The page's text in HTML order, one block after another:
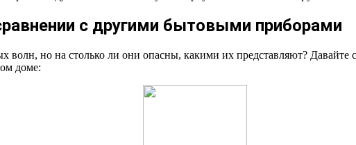
с другими бытовыми приборами
волн, но на столько ли они опасны, какими их представляют?
доме: